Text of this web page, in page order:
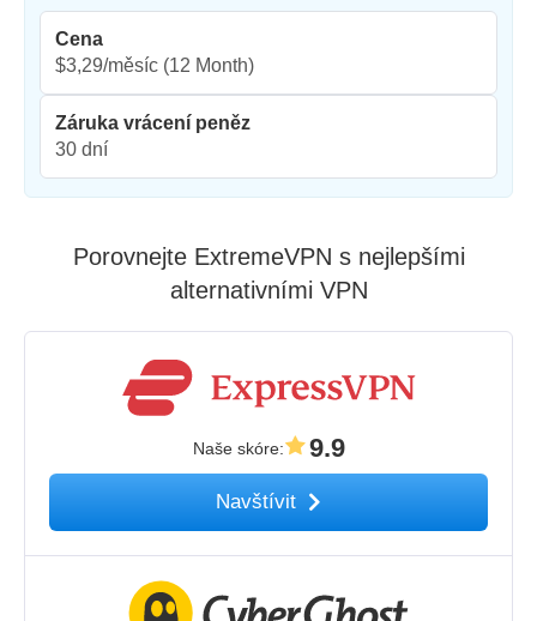
Cena
$3,29/měsíc (12 Month)
Záruka vrácení peněz
30 dní
Porovnejte ExtremeVPN s nejlepšími
alternativními VPN
Naše skóre: 9.9
Navštívit